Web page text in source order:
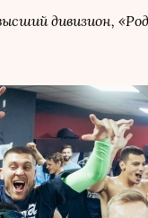
дивизион,